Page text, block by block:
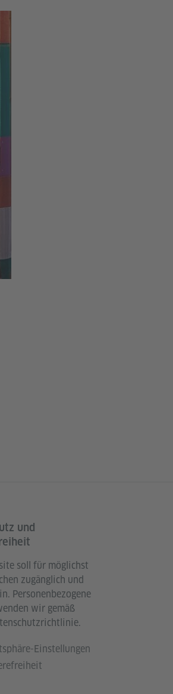
und
soll für möglichst
zugänglich und
Personenbezogene
wir gemäß
Einstellungen